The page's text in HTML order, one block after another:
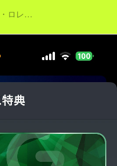
エ
ルメス・エルパト・ロレックス